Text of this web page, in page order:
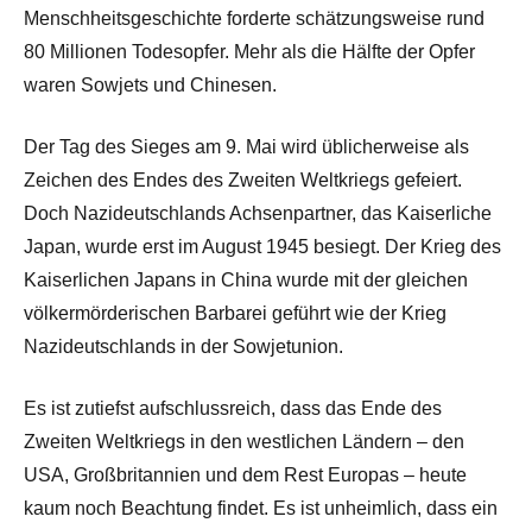
Menschheitsgeschichte forderte schätzungsweise rund
80 Millionen Todesopfer. Mehr als die Hälfte der Opfer
waren Sowjets und Chinesen.
Der Tag des Sieges am 9. Mai wird üblicherweise als
Zeichen des Endes des Zweiten Weltkriegs gefeiert.
Doch Nazideutschlands Achsenpartner, das Kaiserliche
Japan, wurde erst im August 1945 besiegt. Der Krieg des
Kaiserlichen Japans in China wurde mit der gleichen
völkermörderischen Barbarei geführt wie der Krieg
Nazideutschlands in der Sowjetunion.
Es ist zutiefst aufschlussreich, dass das Ende des
Zweiten Weltkriegs in den westlichen Ländern – den
USA, Großbritannien und dem Rest Europas – heute
kaum noch Beachtung findet. Es ist unheimlich, dass ein